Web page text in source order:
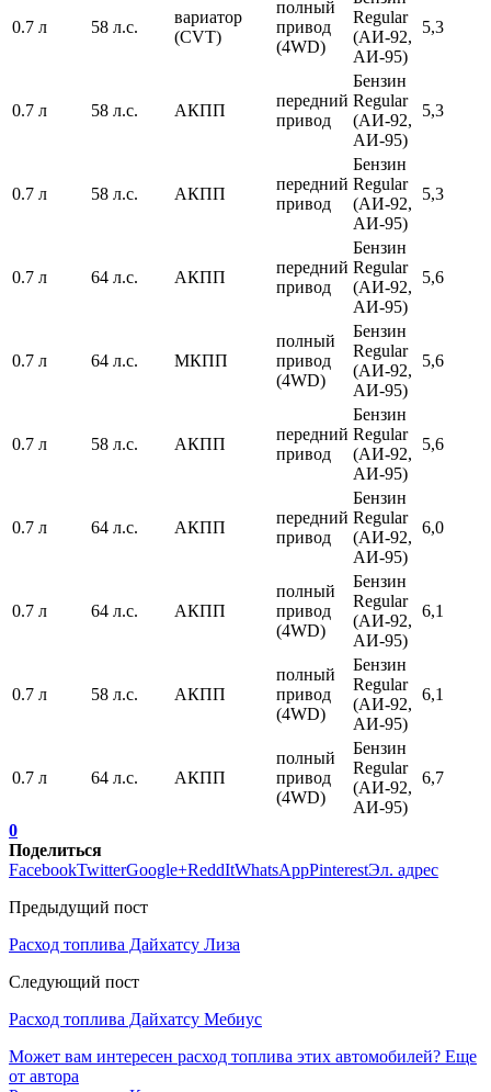
0.7 л 58 л.с.
вариатор
(CVT)
полный
привод
(4WD)
Regular
(АИ-92,
АИ-95)
5,3
0.7 л 58 л.с. АКПП
передний
привод
Бензин
Regular
(АИ-92,
АИ-95)
5,3
0.7 л 58 л.с. АКПП
передний
привод
Бензин
Regular
(АИ-92,
АИ-95)
5,3
0.7 л 64 л.с. АКПП
передний
привод
Бензин
Regular
(АИ-92,
АИ-95)
5,6
0.7 л 64 л.с. МКПП
полный
привод
(4WD)
Бензин
Regular
(АИ-92,
АИ-95)
5,6
0.7 л 58 л.с. АКПП
передний
привод
Бензин
Regular
(АИ-92,
АИ-95)
5,6
0.7 л 64 л.с. АКПП
передний
привод
Бензин
Regular
(АИ-92,
АИ-95)
6,0
0.7 л 64 л.с. АКПП
полный
привод
(4WD)
Бензин
Regular
(АИ-92,
АИ-95)
6,1
0.7 л 58 л.с. АКПП
полный
привод
(4WD)
Бензин
Regular
(АИ-92,
АИ-95)
6,1
0.7 л 64 л.с. АКПП
полный
привод
(4WD)
Бензин
Regular
(АИ-92,
АИ-95)
6,7
0
Поделиться
FacebookTwitterGoogle+ReddItWhatsAppPinterestЭл. адрес
Предыдущий пост
Расход топлива Дайхатсу Лиза
Следующий пост
Расход топлива Дайхатсу Мебиус
Может вам интересен расход топлива этих автомобилей? Еще
от автора